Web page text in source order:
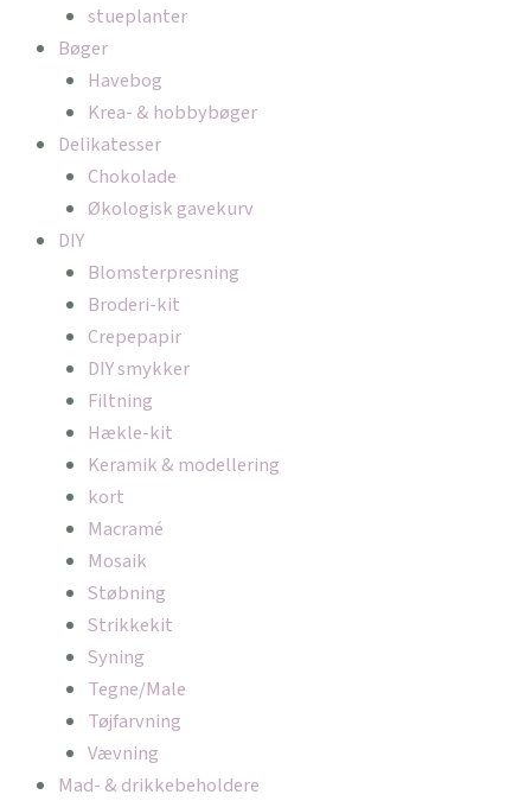
stueplanter
Bøger
Havebog
Krea- & hobbybøger
Delikatesser
Chokolade
Økologisk gavekurv
DIY
Blomsterpresning
Broderi-kit
Crepepapir
DIY smykker
Filtning
Hækle-kit
Keramik & modellering
kort
Macramé
Mosaik
Støbning
Strikkekit
Syning
Tegne/Male
Tøjfarvning
Vævning
Mad- & drikkebeholdere